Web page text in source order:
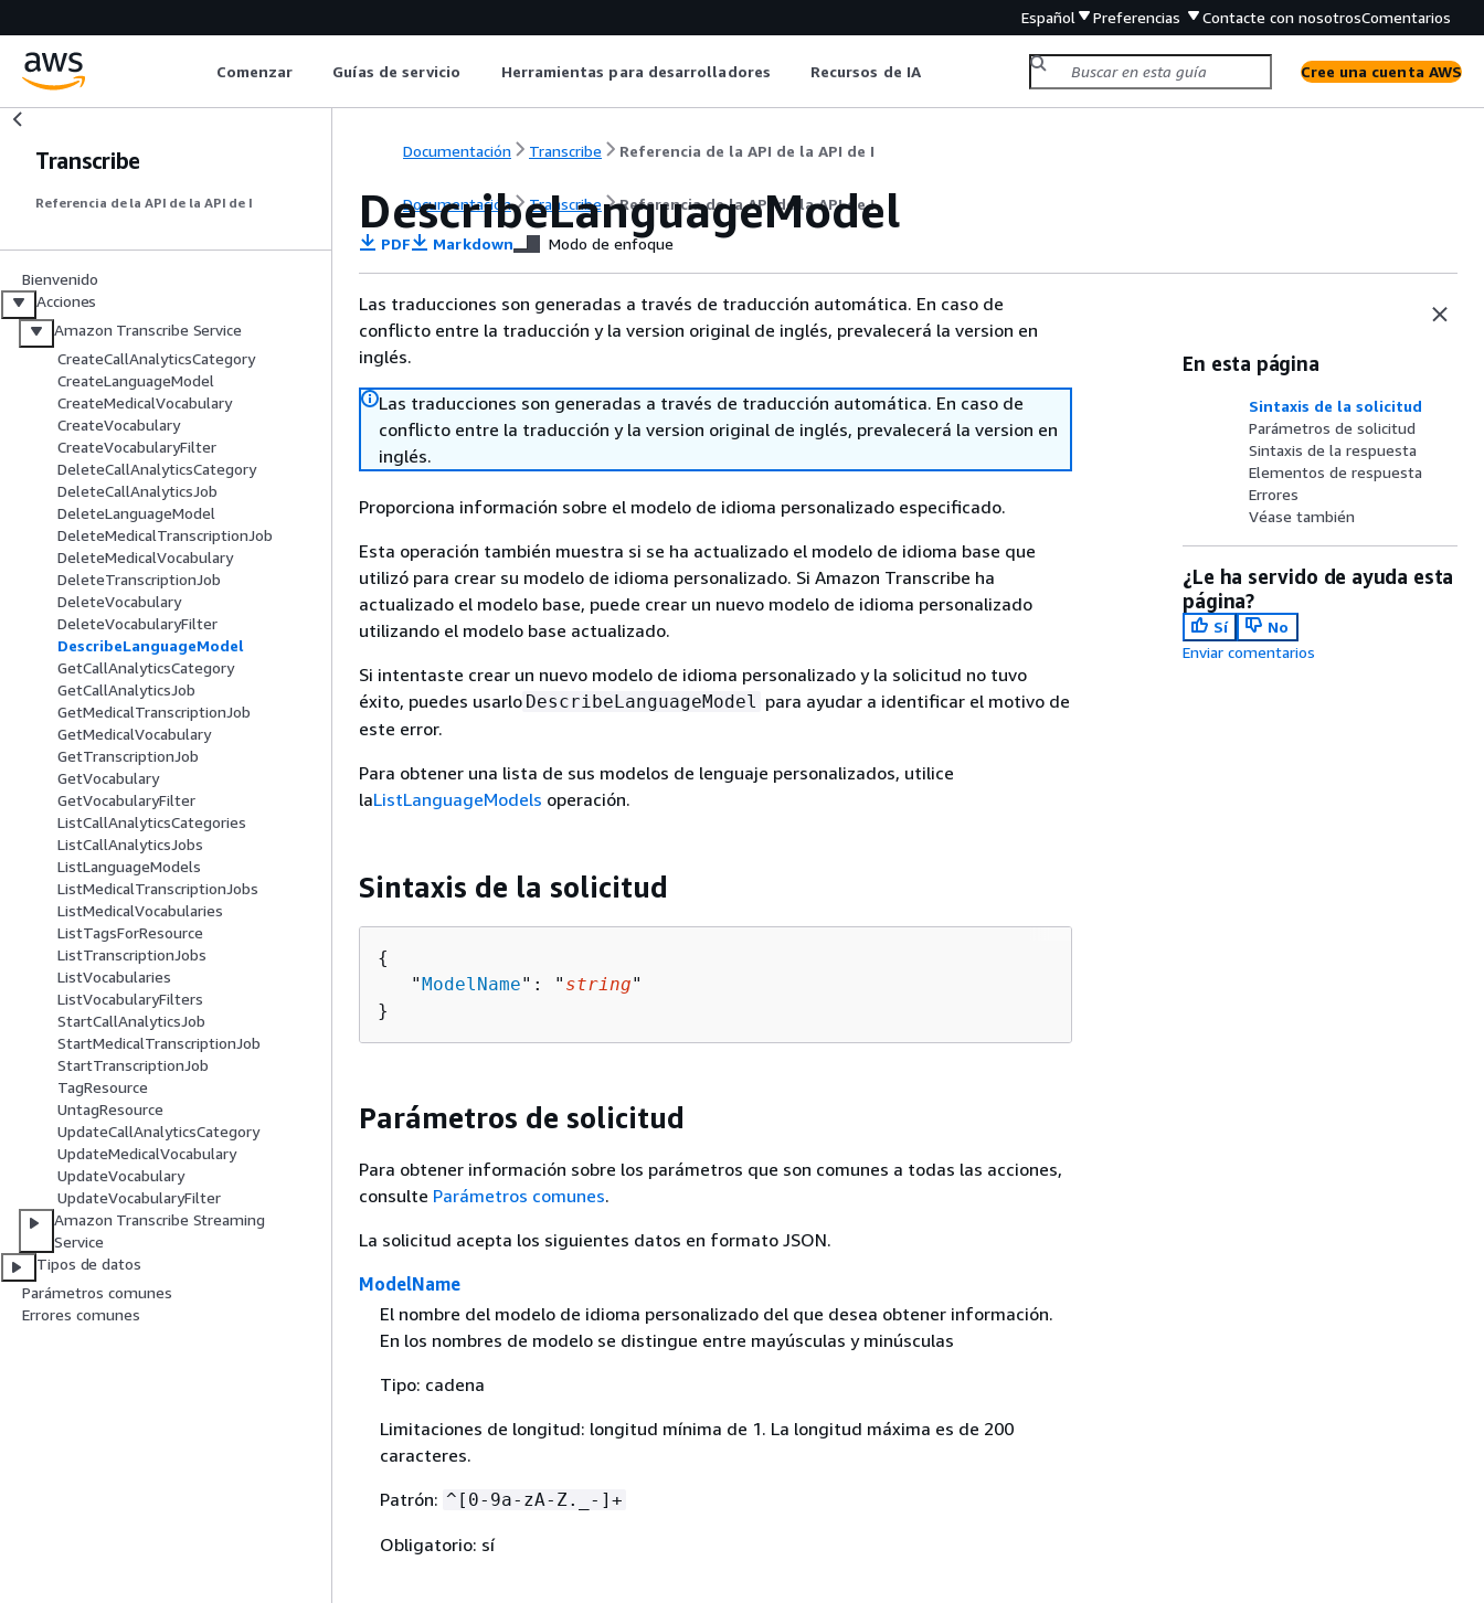
Español Preferencias Contacte con nosotrosComentarios
Comenzar Guías de servicio Herramientas para desarrolladores Recursos de IA Cree una cuenta AWS
Transcribe
Referencia de la API de la API de I
Bienvenido
Acciones
Amazon Transcribe Service
CreateCallAnalyticsCategory
CreateLanguageModel
CreateMedicalVocabulary
CreateVocabulary
CreateVocabularyFilter
DeleteCallAnalyticsCategory
DeleteCallAnalyticsJob
DeleteLanguageModel
DeleteMedicalTranscriptionJob
DeleteMedicalVocabulary
DeleteTranscriptionJob
DeleteVocabulary
DeleteVocabularyFilter
DescribeLanguageModel
GetCallAnalyticsCategory
GetCallAnalyticsJob
GetMedicalTranscriptionJob
GetMedicalVocabulary
GetTranscriptionJob
GetVocabulary
GetVocabularyFilter
ListCallAnalyticsCategories
ListCallAnalyticsJobs
ListLanguageModels
ListMedicalTranscriptionJobs
ListMedicalVocabularies
ListTagsForResource
ListTranscriptionJobs
ListVocabularies
ListVocabularyFilters
StartCallAnalyticsJob
StartMedicalTranscriptionJob
StartTranscriptionJob
TagResource
UntagResource
UpdateCallAnalyticsCategory
UpdateMedicalVocabulary
UpdateVocabulary
UpdateVocabularyFilter
Amazon Transcribe Streaming
Service
Tipos de datos
Parámetros comunes
Errores comunes
Documentación Transcribe Referencia de la API de la API de I
Documentación Transcribe Referencia de la API de la API de I
DescribeLanguageModel
PDF Markdown Modo de enfoque
Las traducciones son generadas a través de traducción automática. En caso de
conflicto entre la traducción y la version original de inglés, prevalecerá la version en
inglés.
Las traducciones son generadas a través de traducción automática. En caso de
conflicto entre la traducción y la version original de inglés, prevalecerá la version en
inglés.
Proporciona información sobre el modelo de idioma personalizado especificado.
Esta operación también muestra si se ha actualizado el modelo de idioma base que
utilizó para crear su modelo de idioma personalizado. Si Amazon Transcribe ha
actualizado el modelo base, puede crear un nuevo modelo de idioma personalizado
utilizando el modelo base actualizado.
Si intentaste crear un nuevo modelo de idioma personalizado y la solicitud no tuvo
éxito, puedes usarlo DescribeLanguageModel para ayudar a identificar el motivo de
este error.
Para obtener una lista de sus modelos de lenguaje personalizados, utilice
laListLanguageModels operación.
Sintaxis de la solicitud
{
   "
ModelName": " string"
}
Parámetros de solicitud
Para obtener información sobre los parámetros que son comunes a todas las acciones,
consulte Parámetros comunes.
La solicitud acepta los siguientes datos en formato JSON.
ModelName
El nombre del modelo de idioma personalizado del que desea obtener información.
En los nombres de modelo se distingue entre mayúsculas y minúsculas
Tipo: cadena
Limitaciones de longitud: longitud mínima de 1. La longitud máxima es de 200
caracteres.
Patrón: ^[0-9a-zA-Z._-]+
Obligatorio: sí
En esta página
Sintaxis de la solicitud
Parámetros de solicitud
Sintaxis de la respuesta
Elementos de respuesta
Errores
Véase también
¿Le ha servido de ayuda esta
página?
Sí
No
Enviar comentarios